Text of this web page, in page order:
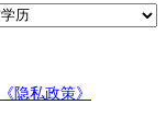
《隐私政策》